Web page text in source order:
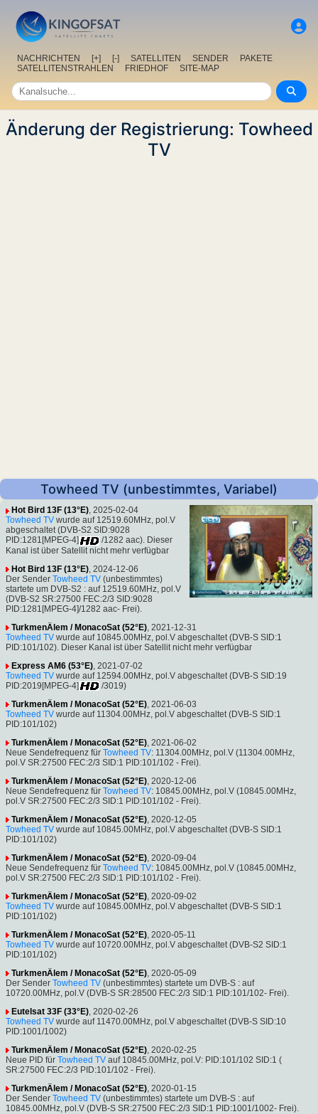
NACHRICHTEN [+] [-] SATELLITEN SENDER
PAKETE
SATELLITENSTRAHLEN
FRIEDHOF SITE-MAP
Änderung der Registrierung: Towheed
TV
Towheed TV (unbestimmtes, Variabel)
Hot Bird 13F (13°E), 2025-02-04
Towheed TV wurde auf 12519.60MHz, pol.V
abgeschaltet (DVB-S2 SID:9028
PID:1281[MPEG-4]
/1282 aac). Dieser
Kanal ist über Satellit nicht mehr verfügbar
Hot Bird 13F (13°E) , 2024-12-06
Der Sender Towheed TV (unbestimmtes)
startete um DVB-S2 : auf 12519.60MHz, pol.V
(DVB-S2 SR:27500 FEC:2/3 SID:9028
PID:1281[MPEG-4]/1282 aac- Frei).
TurkmenÄlem / MonacoSat (52°E) , 2021-12-31
Towheed TV wurde auf 10845.00MHz, pol.V abgeschaltet (DVB-S SID:1
PID:101/102). Dieser Kanal ist über Satellit nicht mehr verfügbar
Express AM6 (53°E) , 2021-07-02
Towheed TV wurde auf 12594.00MHz, pol.V abgeschaltet (DVB-S SID:19
PID:2019[MPEG-4]
/3019)
TurkmenÄlem / MonacoSat (52°E), 2021-06-03
Towheed TV wurde auf 11304.00MHz, pol.V abgeschaltet (DVB-S SID:1
PID:101/102)
TurkmenÄlem / MonacoSat (52°E), 2021-06-02
Neue Sendefrequenz für Towheed TV: 11304.00MHz, pol.V (11304.00MHz,
pol.V SR:27500 FEC:2/3 SID:1 PID:101/102 - Frei).
TurkmenÄlem / MonacoSat (52°E), 2020-12-06
Neue Sendefrequenz für Towheed TV: 10845.00MHz, pol.V (10845.00MHz,
pol.V SR:27500 FEC:2/3 SID:1 PID:101/102 - Frei).
TurkmenÄlem / MonacoSat (52°E), 2020-12-05
Towheed TV wurde auf 10845.00MHz, pol.V abgeschaltet (DVB-S SID:1
PID:101/102)
TurkmenÄlem / MonacoSat (52°E), 2020-09-04
Neue Sendefrequenz für Towheed TV: 10845.00MHz, pol.V (10845.00MHz,
pol.V SR:27500 FEC:2/3 SID:1 PID:101/102 - Frei).
TurkmenÄlem / MonacoSat (52°E), 2020-09-02
Towheed TV wurde auf 10845.00MHz, pol.V abgeschaltet (DVB-S SID:1
PID:101/102)
TurkmenÄlem / MonacoSat (52°E), 2020-05-11
Towheed TV wurde auf 10720.00MHz, pol.V abgeschaltet (DVB-S2 SID:1
PID:101/102)
TurkmenÄlem / MonacoSat (52°E), 2020-05-09
Der Sender Towheed TV (unbestimmtes) startete um DVB-S : auf
10720.00MHz, pol.V (DVB-S SR:28500 FEC:2/3 SID:1 PID:101/102- Frei).
Eutelsat 33F (33°E), 2020-02-26
Towheed TV wurde auf 11470.00MHz, pol.V abgeschaltet (DVB-S SID:10
PID:1001/1002)
TurkmenÄlem / MonacoSat (52°E), 2020-02-25
Neue PID für Towheed TV auf 10845.00MHz, pol.V: PID:101/102 SID:1 (
SR:27500 FEC:2/3 PID:101/102 - Frei).
TurkmenÄlem / MonacoSat (52°E), 2020-01-15
Der Sender Towheed TV (unbestimmtes) startete um DVB-S : auf
10845.00MHz, pol.V (DVB-S SR:27500 FEC:2/3 SID:1 PID:1001/1002- Frei).